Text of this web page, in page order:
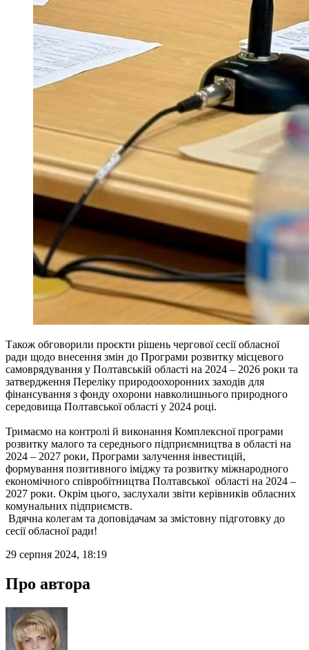
Також обговорили проєкти рішень чергової сесії обласної
ради щодо внесення змін до Програми розвитку місцевого
самоврядування у Полтавській області на 2024 ‒ 2026 роки та
затвердження Переліку природоохоронних заходів для
фінансування з фонду охорони навколишнього природного
середовища Полтавської області у 2024 році.
Тримаємо на контролі й виконання Комплексної програми
розвитку малого та середнього підприємництва в області на
2024 ‒ 2027 роки, Програми залучення інвестицій,
формування позитивного іміджу та розвитку міжнародного
економічного співробітництва Полтавської області на 2024 ‒
2027 роки. Окрім цього, заслухали звіти керівників обласних
комунальних підприємств.
Вдячна колегам та доповідачам за змістовну підготовку до
сесії обласної ради!
29 серпня 2024, 18:19
Про автора